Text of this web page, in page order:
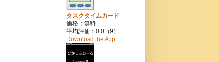
タスクタイムカード
価格：無料
平均評価：0.0（9）
Download the App